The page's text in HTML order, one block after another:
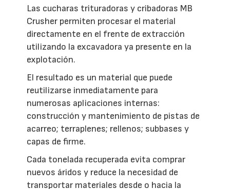
Las cucharas trituradoras y cribadoras MB
Crusher permiten procesar el material
directamente en el frente de extracción
utilizando la excavadora ya presente en la
explotación.
El resultado es un material que puede
reutilizarse inmediatamente para
numerosas aplicaciones internas:
construcción y mantenimiento de pistas de
acarreo; terraplenes; rellenos; subbases y
capas de firme.
Cada tonelada recuperada evita comprar
nuevos áridos y reduce la necesidad de
transportar materiales desde o hacia la